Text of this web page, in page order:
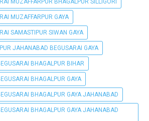
MUZAFFARPUR GAYA
SAMASTIPUR SIWAN GAYA
JAHANABAD BEGUSARAI GAYA
BHAGALPUR BIHAR
BHAGALPUR GAYA
BHAGALPUR GAYA JAHANABAD
BHAGALPUR GAYA JAHANABAD